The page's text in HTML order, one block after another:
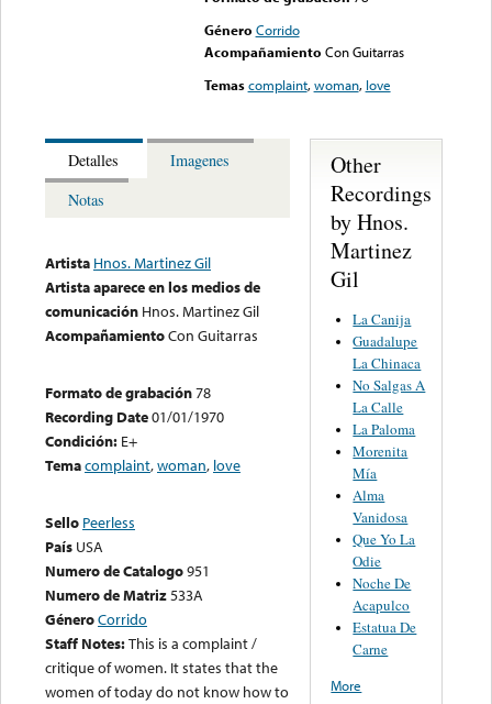
Género Corrido
Acompañamiento Con Guitarras
Temas complaint,woman, love
Detalles
Imagenes
Notas
Artista Hnos. Martinez Gil
Artista aparece en los medios de
comunicación Hnos. Martinez Gil
AcompañamientoCon Guitarras
Formato de grabación78
Recording Date01/01/1970
Condición: E+
Temacomplaint,woman, love
Sello Peerless
País USA
Numero de Catalogo951
Numero de Matriz533A
GéneroCorrido
Staff Notes:This is a complaint /
critique of women. It states that the
women of today do not know how to
Other
Recordings
by Hnos.
Martinez
Gil
La Canija
Guadalupe
La Chinaca
No Salgas A
La Calle
La Paloma
Morenita
Mía
Alma
Vanidosa
Que Yo La
Odie
Noche De
Acapulco
Estatua De
Carne
More